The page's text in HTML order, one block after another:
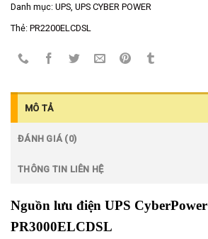
Danh mục: UPS UPS CYBER POWER
Thẻ: PR2200ELCDSL
MÔ TẢ
ĐÁNH GIÁ (0)
THÔNG TIN LIÊN HỆ
Nguồn lưu điện UPS CyberPower
PR3000ELCDSL